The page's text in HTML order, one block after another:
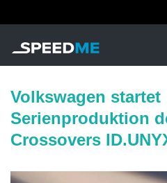
Volkswagen startet
Serienproduktion
Crossovers